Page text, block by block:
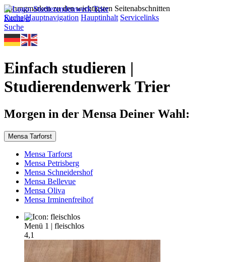
Sprungmarken zu den wichtigsten Seitenabschnitten
Suche Hauptnavigation Hauptinhalt Servicelinks
Kontakt
Suche
Einfach studieren |
Studierendenwerk Trier
Morgen in der Mensa Deiner Wahl:
Mensa Tarforst
Mensa Tarforst
Mensa Petrisberg
Mensa Schneidershof
Mensa Bellevue
Mensa Oliva
Mensa Irminenfreihof
Menü 1 | fleischlos
4,1